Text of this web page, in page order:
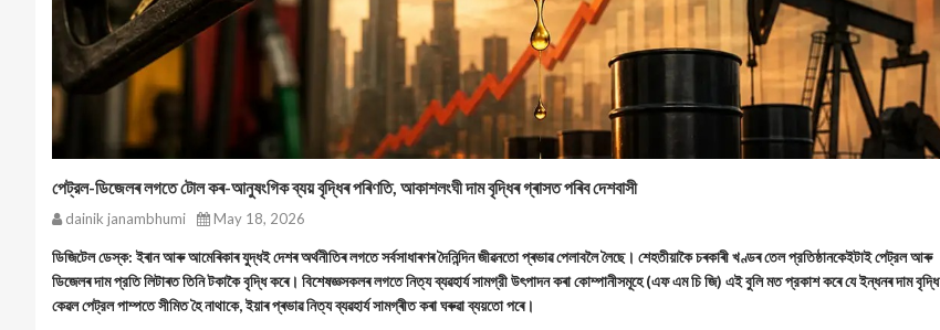
পেট্রল-ডিজেলৰ লগতে টোল কৰ-আনুষংগিক ব্যয় বৃদ্ধিৰ পৰিণতি, আকাশলংঘী দাম বৃদ্ধিৰ গ্ৰাসত পৰিব দেশবাসী
dainik janambhumi May 18, 2026
ডিজিটেল ডেস্ক: ইৰান আৰু আমেৰিকাৰ যুদ্ধই দেশৰ অৰ্থনীতিৰ লগতে সৰ্বসাধাৰণৰ দৈনিন্দিন জীৱনতো প্ৰভাৱ পেলাবলৈ লৈছে। শেহতীয়াকৈ চৰকাৰী খণ্ডৰ তেল প্রতিষ্ঠানকেইটাই পেট্রল আৰু
ডিজেলৰ দাম প্রতি লিটাৰত তিনি টকাকৈ বৃদ্ধি কৰে। বিশেষজ্ঞসকলৰ লগতে নিত্য ব্যৱহাৰ্য সামগ্রী উৎপাদন কৰা কোম্পানীসমূহে (এফ এম চি জি) এই বুলি মত প্রকাশ কৰে যে ইন্ধনৰ দাম বৃদ্ধি
কেৱল পেট্রল পাম্পতে সীমিত হৈ নাথাকে, ইয়াৰ প্ৰভাৱ নিত্য ব্যৱহাৰ্য ‌সামগ্ৰীত কৰা ঘৰুৱা ব্যয়তো পৰে।